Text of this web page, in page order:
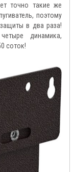
точно такие же
поэтому
в два раза!
динамика,
соток!